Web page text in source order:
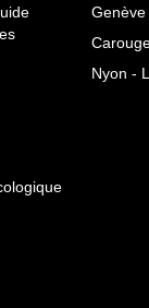
Nyon -